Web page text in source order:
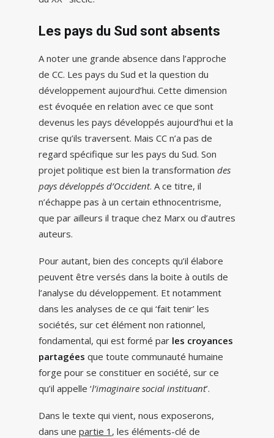
Les pays du Sud sont absents
A noter une grande absence dans l’approche
de CC. Les pays du Sud et la question du
développement aujourd’hui. Cette dimension
est évoquée en relation avec ce que sont
devenus les pays développés aujourd’hui et la
crise qu’ils traversent. Mais CC n’a pas de
regard spécifique sur les pays du Sud. Son
projet politique est bien la transformation des
pays développés d’Occident. A ce titre, il
n’échappe pas à un certain ethnocentrisme,
que par ailleurs il traque chez Marx ou d’autres
auteurs.
Pour autant, bien des concepts qu’il élabore
peuvent être versés dans la boite à outils de
l’analyse du développement. Et notamment
dans les analyses de ce qui ‘fait tenir’ les
sociétés, sur cet élément non rationnel,
fondamental, qui est formé par les croyances
partagées que toute communauté humaine
forge pour se constituer en société, sur ce
qu’il appelle ‘l’imaginaire social instituant’.
Dans le texte qui vient, nous exposerons,
dans une partie 1 , les éléments-clé de